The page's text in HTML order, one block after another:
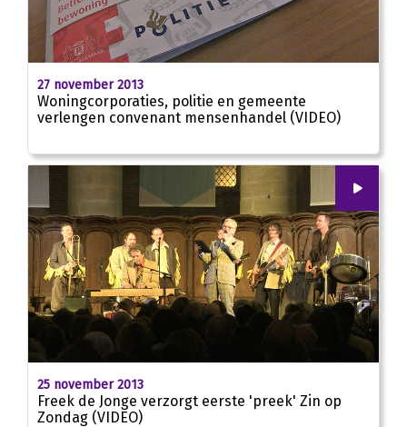
27 november 2013
Woningcorporaties, politie en gemeente
verlengen convenant mensenhandel (VIDEO)
00:00
25 november 2013
Freek de Jonge verzorgt eerste 'preek' Zin op
Zondag (VIDEO)